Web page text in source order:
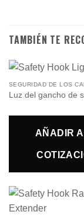
TAMBIÉN TE
SEGURIDAD DE LOS
Luz del gancho de
AÑADIR